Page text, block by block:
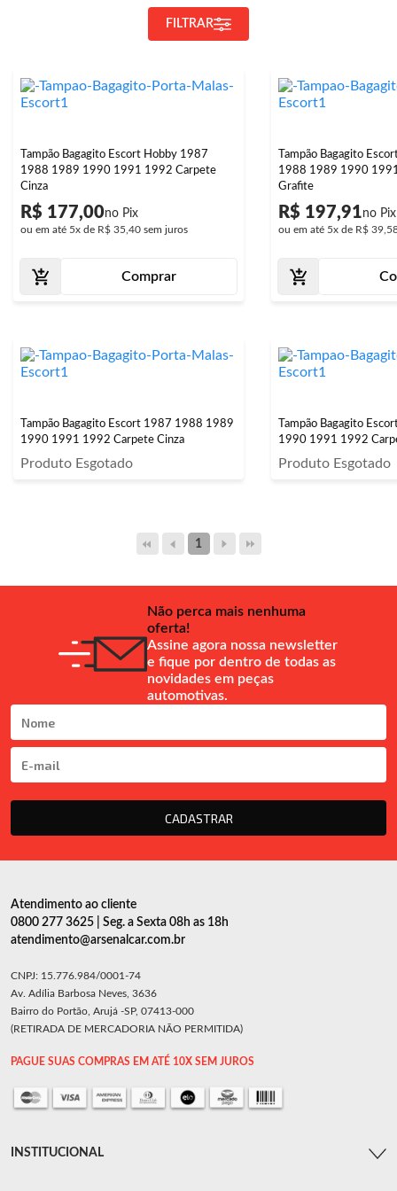
FILTRAR
Tampão Bagagito Escort Hobby 1987
1988 1989 1990 1991 1992 Carpete
Cinza
R$ 177,00
ou em até 5x de R$ 35,40 sem juros
Comprar
Tampão Bagagito
1988 1989 1990
Grafite
R$ 197,91
ou em até 5x de R$
Tampão Bagagito Escort 1987 1988 1989
1990 1991 1992 Carpete Cinza
Produto Esgotado
Tampão Bagagito
1990 1991 1992
Produto Esgotado
1
Não perca mais nenhuma
oferta!
Assine agora nossa newsletter
e fique por dentro de todas as
novidades em peças
automotivas.
CADASTRAR
Atendimento ao cliente
0800 277 3625 | Seg. a Sexta 08h as 18h
atendimento@arsenalcar.com.br
CNPJ: 15.776.984/0001-74
Av. Adília Barbosa Neves, 3636
Bairro do Portão, Arujá -SP, 07413-000
(RETIRADA DE MERCADORIA NÃO PERMITIDA)
PAGUE SUAS COMPRAS EM ATÉ 10X SEM JUROS
INSTITUCIONAL